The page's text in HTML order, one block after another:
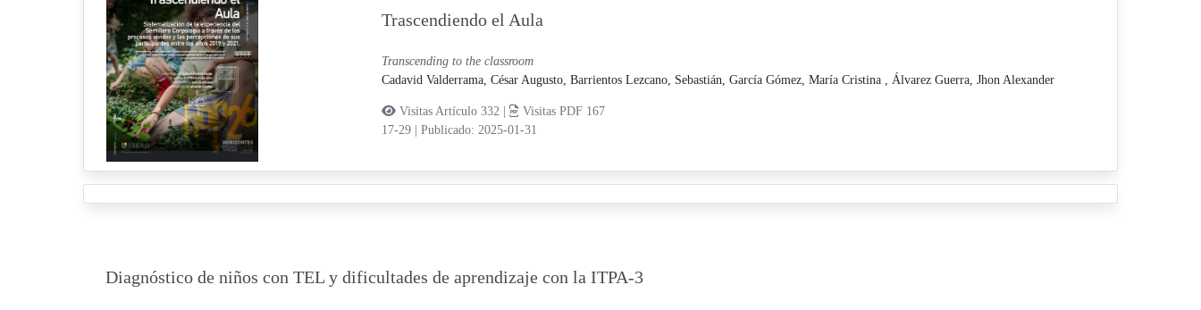
Trascendiendo el Aula
Transcending to the classroom
Cadavid Valderrama, César Augusto, Barrientos Lezcano, Sebastián, García Gómez, María Cristina , Álvarez Guerra, Jhon Alexander
Visitas Artículo 332 |
Visitas PDF 167
17-29
Publicado: 2025-01-31
Diagnóstico de niños con TEL y dificultades de aprendizaje con la ITPA-3